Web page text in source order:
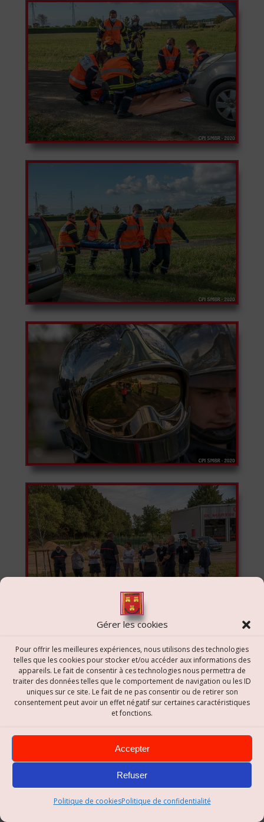
Gérer les cookies
Pour offrir les meilleures expériences, nous utilisons des technologies
telles que les cookies pour stocker et/ou accéder aux informations des
appareils. Le fait de consentir à ces technologies nous permettra de
traiter des données telles que le comportement de navigation ou les ID
uniques sur ce site. Le fait de ne pas consentir ou de retirer son
consentement peut avoir un effet négatif sur certaines caractéristiques
et fonctions.
Accepter
Refuser
Politique de cookiesPolitique de confidentialité
Et maintenant les explications du déroulement de
l’opération de secours